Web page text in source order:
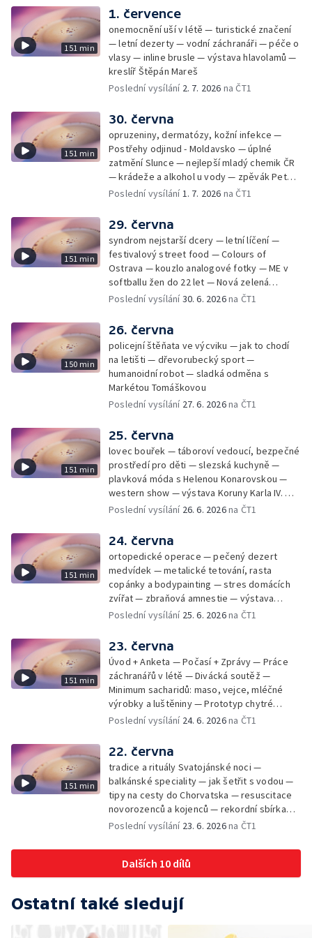
151 min
1. července
onemocnění uší v létě — turistické značení
— letní dezerty — vodní záchranáři — péče o
vlasy — inline brusle — výstava hlavolamů —
kreslíř Štěpán Mareš
Poslední vysílání 2. 7. 2026 na ČT1
151 min
30. června
opruzeniny, dermatózy, kožní infekce —
Postřehy odjinud - Moldavsko — úplné
zatmění Slunce — nejlepší mladý chemik ČR
— krádeže a alkohol u vody — zpěvák Peter
Cmorik
Poslední vysílání1. 7. 2026 na ČT1
151 min
29. června
syndrom nejstarší dcery — letní líčení —
festivalový street food — Colours of
Ostrava — kouzlo analogové fotky — ME v
softballu žen do 22 let — Nová zelená
úsporám — Global Teacher Prize Czech
Poslední vysílání30. 6. 2026na ČT1
150 min
26. června
policejní štěňata ve výcviku — jak to chodí
na letišti — dřevorubecký sport —
humanoidní robot — sladká odměna s
Markétou Tomáškovou
Poslední vysílání 27. 6. 2026na ČT1
151 min
25. června
lovec bouřek — táboroví vedoucí, bezpečné
prostředí pro děti — slezská kuchyně —
plavková móda s Helenou Konarovskou —
western show — výstava Koruny Karla IV. —
mladý lezecký fenomén Josef Šindel
Poslední vysílání 26. 6. 2026na ČT1
151 min
24. června
ortopedické operace — pečený dezert
medvídek — metalické tetování, rasta
copánky a bodypainting — stres domácích
zvířat — zbraňová amnestie — výstava
mikrofotografií rostlin — fenomenální
Poslední vysílání 25. 6. 2026na ČT1
151 min
23. června
Úvod + Anketa — Počasí + Zprávy — Práce
záchranářů v létě — Divácká soutěž —
Minimum sacharidů: maso, vejce, mléčné
výrobky a luštěniny — Prototyp chytré
vložky do bot pro běžce — Anketa +
záchranářů v létě — Divácká soutěž —
Minimum sacharidů: maso, vejce, mléčné
výrobky a luštěniny — Jak se udržet v
kondici v létě bez posilovny — Prototyp
chytré vložky do bot pro běžce — Anketa +
aktuálně — Škola hrou — Upoutávka na další
vysílání — Počasí + Zprávy — Práce
Minimum sacharidů: maso, vejce, mléčné
výrobky a luštěniny — Mezinárodní folklórní
kondici v létě bez posilovny — Anketa +
Aktuálně — Škola hrou — Počasí — Prototyp
chytré vložky do bot pro běžce — Divácká
Poslední vysílání 24. 6. 2026na ČT1
151 min
22. června
tradice a rituály Svatojánské noci —
balkánské speciality — jak šetřit s vodou —
tipy na cesty do Chorvatska — resuscitace
novorozenců a kojenců — rekordní sbírka
velkých modelů aut — výroba šperků se
Poslední vysílání 23. 6. 2026na ČT1
Dalších 10 dílů
Ostatní také sledují